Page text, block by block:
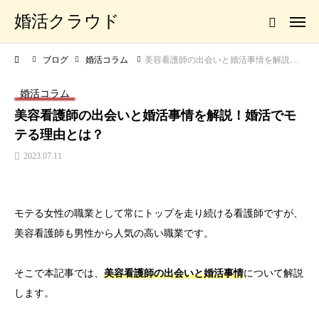
婚活クラウド
ブログ 婚活コラム 美容看護師の出会いと婚活事情を解説！婚活でモテる理由とは？
婚活コラム
美容看護師の出会いと婚活事情を解説！婚活でモ
テる理由とは？
2023.07.11
モテる女性の職業として常にトップを走り続ける看護師ですが、
美容看護師も男性から人気の高い職業です。
そこで本記事では、 美容看護師の出会いと婚活事情について解説
します。